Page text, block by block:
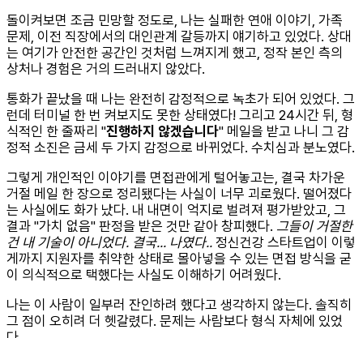
돌이켜보면 조금 민망할 정도로, 나는 실패한 연애 이야기, 가족
문제, 이전 직장에서의 대인관계 갈등까지 얘기하고 있었다. 상대
는 여기가 안전한 공간인 것처럼 느껴지게 했고, 정작 본인 측의
상처나 경험은 거의 드러내지 않았다.
통화가 끝났을 때 나는 완전히 감정적으로 녹초가 되어 있었다. 그
런데 터미널 한 번 켜보지도 못한 상태였다! 그리고 24시간 뒤, 형
식적인 한 줄짜리 "진행하지 않겠습니다" 메일을 받고 나니 그 감
정적 소진은 금세 두 가지 감정으로 바뀌었다. 수치심과 분노였다.
그렇게 개인적인 이야기를 면접관에게 털어놓고는, 결국 차가운
거절 메일 한 장으로 정리됐다는 사실이 너무 괴로웠다. 떨어졌다
는 사실에도 화가 났다. 내 내면이 억지로 벌려져 평가받았고, 그
결과 "가치 없음" 판정을 받은 것만 같아 창피했다. 그들이 거절한
건 내 기술이 아니었다. 결국... 나였다.. 정신건강 스타트업이 이렇
게까지 지원자를 취약한 상태로 몰아넣을 수 있는 면접 방식을 굳
이 의식적으로 택했다는 사실도 이해하기 어려웠다.
나는 이 사람이 일부러 잔인하려 했다고 생각하지 않는다. 솔직히
그 점이 오히려 더 헷갈렸다. 문제는 사람보다 형식 자체에 있었